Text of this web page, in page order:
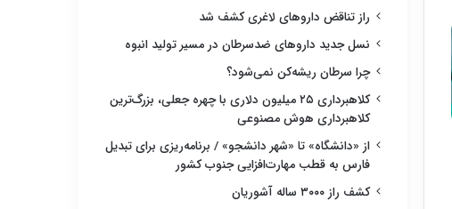
راز تناقض داروهای لاغری کشف شد
نسل جدید داروهای ضدسرطان در مسیر تولید انبوه
چرا سرطان ریشه‌کن نمی‌شود؟
کلاهبرداری ۲۵ میلیون دلاری با چهره جعلی، بزرگ‌ترین
کلاهبرداری هوش مصنوعی
از «دانشگاه» تا «شهر دانشجو» / برنامه‌ریزی برای تبدیل
فارس به قطب مهارت‌افزایی جنوب کشور
کشف راز ۳۰۰۰ ساله آشوریان